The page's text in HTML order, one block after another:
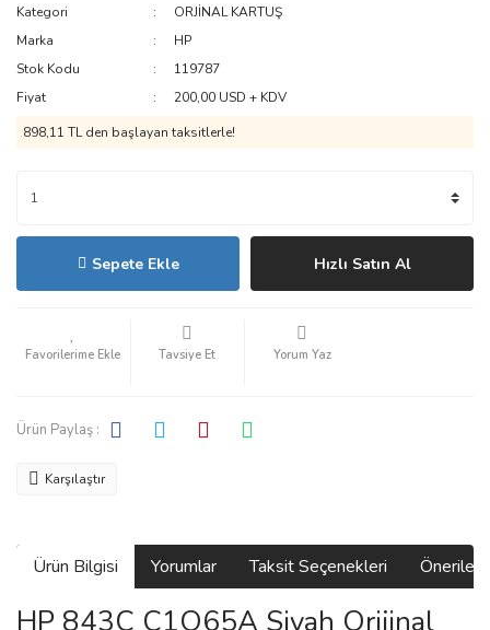
Kategori
ORJİNAL KARTUŞ
Marka
HP
Stok Kodu
119787
Fiyat
200,00 USD + KDV
898,11 TL den başlayan taksitlerle!
Sepete Ekle Hızlı Satın Al
Tavsiye Et Yorum Yaz
Ürün Paylaş :
Karşılaştır
Ürün Bilgisi Yorumlar Taksit Seçenekleri
HP 843C C1Q65A Siyah Orijinal